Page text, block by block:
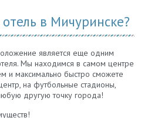
в Мичуринске?
является еще одним
Мы находимся в самом центре
и максимально быстро сможете
на футбольные стадионы,
другую точку города!